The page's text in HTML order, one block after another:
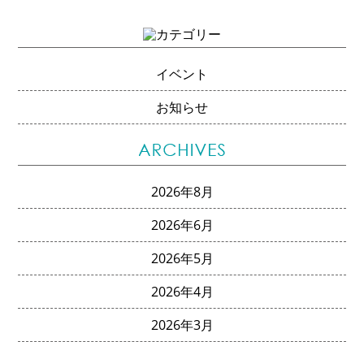
イベント
お知らせ
2026年8月
2026年6月
2026年5月
2026年4月
2026年3月